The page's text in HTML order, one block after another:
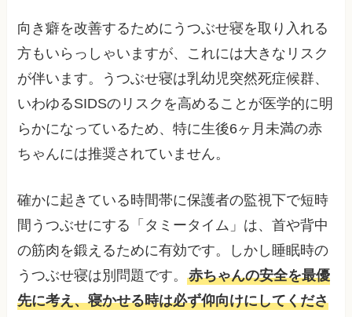
向き癖を改善するためにうつぶせ寝を取り入れる
方もいらっしゃいますが、これには大きなリスク
が伴います。うつぶせ寝は乳幼児突然死症候群、
いわゆるSIDSのリスクを高めることが医学的に明
らかになっているため、特に生後6ヶ月未満の赤
ちゃんには推奨されていません。
確かに起きている時間帯に保護者の監視下で短時
間うつぶせにする「タミータイム」は、首や背中
の筋肉を鍛えるために有効です。しかし睡眠時の
うつぶせ寝は別問題です。赤ちゃんの安全を最優
先に考え、寝かせる時は必ず仰向けにしてくださ